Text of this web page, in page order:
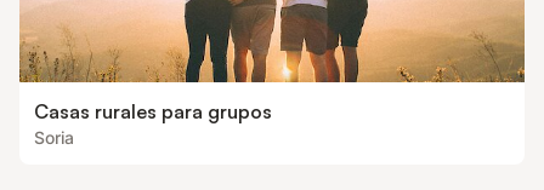
Casas rurales para grupos
Soria